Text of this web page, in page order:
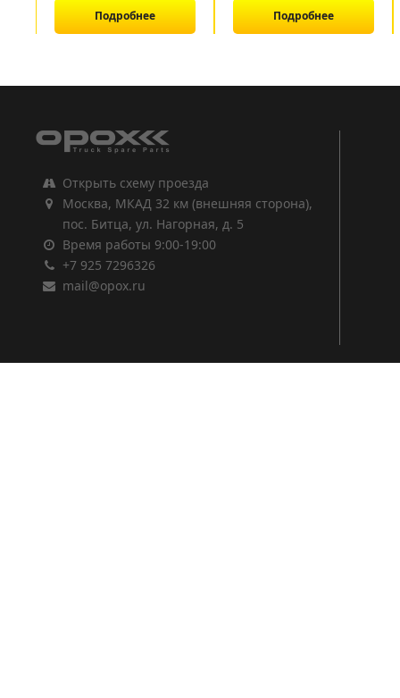
Подробнее Подробнее
Открыть схему проезда
Москва, МКАД 32 км (внешняя сторона),
пос. Битца, ул. Нагорная, д. 5
Время работы 9:00-19:00
+7 925 7296326
mail@opox.ru